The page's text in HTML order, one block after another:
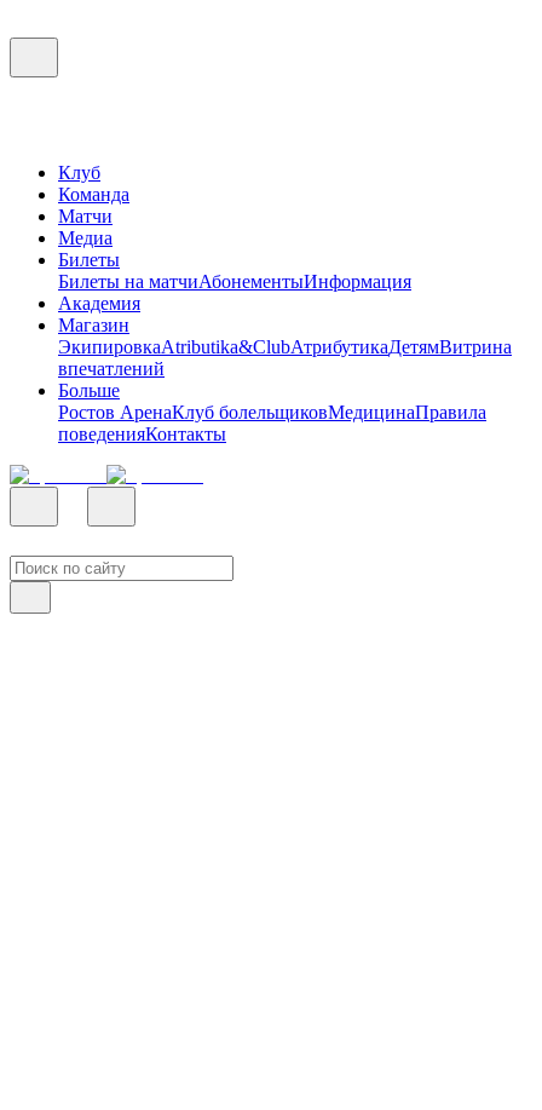
Клуб
Команда
Матчи
Медиа
Билеты
Билеты на матчиАбонементыИнформация
Академия
Магазин
ЭкипировкаAtributika&ClubАтрибутикаДетямВитрина
впечатлений
Больше
Ростов АренаКлуб болельщиковМедицинаПравила
поведенияКонтакты